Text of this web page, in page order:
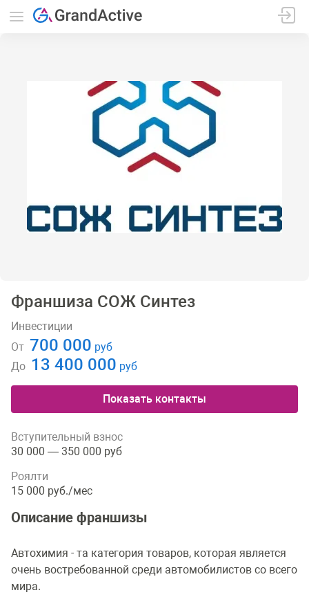
Франшиза СОЖ Синтез
Инвестиции
От 700 000 руб
До 13 400 000 руб
Показать контакты
Вступительный взнос
30 000 — 350 000 руб
Роялти
15 000 руб./мес
Описание франшизы
Автохимия - та категория товаров, которая является
очень востребованной среди автомобилистов со всего
мира.